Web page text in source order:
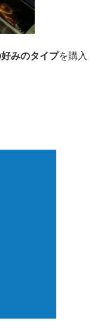
みのタイプを購入